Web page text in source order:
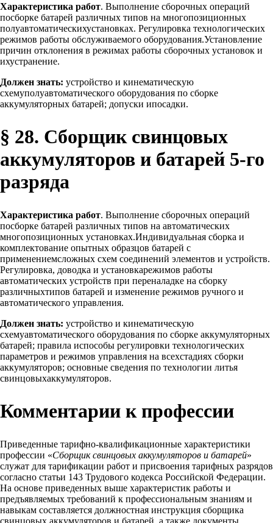
Характеристика работ. Выполнение сборочных операций
посборке батарей различных типов на многопозиционных
полуавтоматическихустановках. Регулировка технологических
режимов работы обслуживаемого оборудования.Установление
причин отклонения в режимах работы сборочных установок и
ихустранение.
Должен знать: устройство и кинематическую
схемуполуавтоматического оборудования по сборке
аккумуляторных батарей; допуски ипосадки.
§ 28. Сборщик свинцовых
аккумуляторов и батарей 5-го
разряда
Характеристика работ. Выполнение сборочных операций
посборке батарей различных типов на автоматических
многопозиционных установках.Индивидуальная сборка и
комплектование опытных образцов батарей с
применениемсложных схем соединений элементов и устройств.
Регулировка, доводка и установкарежимов работы
автоматических устройств при переналадке на сборку
различныхтипов батарей и изменение режимов ручного и
автоматического управления.
Должен знать: устройство и кинематическую
схемуавтоматического оборудования по сборке аккумуляторных
батарей; правила испособы регулировки технологических
параметров и режимов управления на всехстадиях сборки
аккумуляторов; основные сведения по технологии литья
свинцовыхаккумуляторов.
Комментарии к профессии
Приведенные тарифно-квалификационные характеристики
профессии «Сборщик свинцовых аккумуляторов и батарей»
служат для тарификации работ и присвоения тарифных разрядов
согласно статьи 143 Трудового кодекса Российской Федерации.
На основе приведенных выше характеристик работы и
предъявляемых требований к профессиональным знаниям и
навыкам составляется должностная инструкция сборщика
свинцовых аккумуляторов и батарей, а также документы,